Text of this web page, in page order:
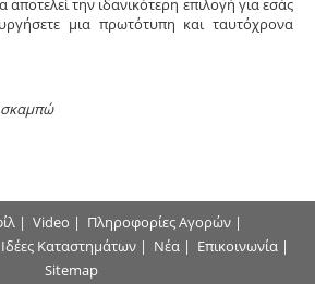
αποτελεί την ιδανικότερη επιλογή για εσάς
μια πρωτότυπη και ταυτόχρονα
σκαμπώ
| Video | Πληροφορίες Αγορών |
Ιδέες Καταστημάτων| Νέα| Επικοινωνία|
Sitemap